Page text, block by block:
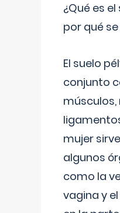
¿Qué es
por qué
El suelo
conjunto
músculos,
mujer
algunos
como la
vagina y